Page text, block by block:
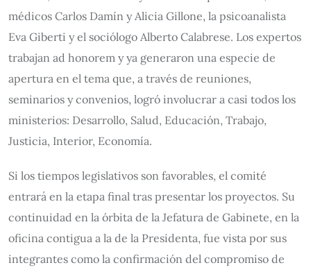
médicos Carlos Damín y Alicia Gillone, la psicoanalista
Eva Giberti y el sociólogo Alberto Calabrese. Los expertos
trabajan ad honorem y ya generaron una especie de
apertura en el tema que, a través de reuniones,
seminarios y convenios, logró involucrar a casi todos los
ministerios: Desarrollo, Salud, Educación, Trabajo,
Justicia, Interior, Economía.
Si los tiempos legislativos son favorables, el comité
entrará en la etapa final tras presentar los proyectos. Su
continuidad en la órbita de la Jefatura de Gabinete, en la
oficina contigua a la de la Presidenta, fue vista por sus
integrantes como la confirmación del compromiso de